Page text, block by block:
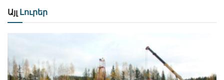
Այլ Լուրեր